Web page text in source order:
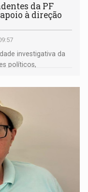
da PF
à direção
investigativa da
políticos,